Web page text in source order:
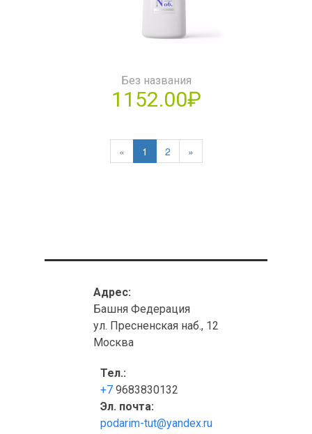
Без названия
1152.00₽
« 1 2 »
Адрес:
Башня Федерация
ул. Пресненская наб., 12
Москва
Тел.:
+7 9683830132
Эл. почта:
podarim-tut@yandex.ru